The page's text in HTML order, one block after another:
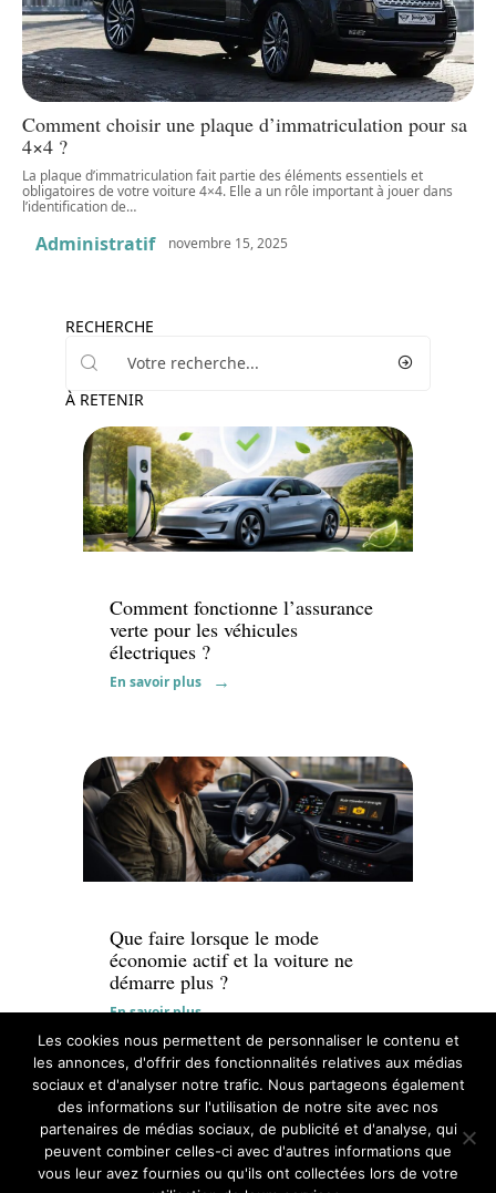
Comment choisir une plaque d’immatriculation pour sa
4×4 ?
La plaque d’immatriculation fait partie des éléments essentiels et
obligatoires de votre voiture 4×4. Elle a un rôle important à jouer dans
l’identification de…
Administratif novembre 15, 2025
RECHERCHE
À RETENIR
Assurance
Comment fonctionne l’assurance
verte pour les véhicules
électriques ?
En savoir plus
Actu
Que faire lorsque le mode
économie actif et la voiture ne
démarre plus ?
En savoir plus
Les cookies nous permettent de personnaliser le contenu et
les annonces, d'offrir des fonctionnalités relatives aux médias
sociaux et d'analyser notre trafic. Nous partageons également
des informations sur l'utilisation de notre site avec nos
partenaires de médias sociaux, de publicité et d'analyse, qui
peuvent combiner celles-ci avec d'autres informations que
vous leur avez fournies ou qu'ils ont collectées lors de votre